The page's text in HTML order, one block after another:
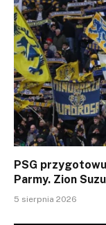
PSG
Parmy. Zion
5 sierpnia 2026